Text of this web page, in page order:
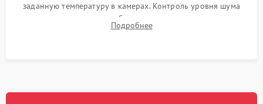
заданную температуру в камерах. Контроль уровня шума
компрессора, отсутствия обмерзания стенок и корректного
срабатывания системы автоматической оттайки.
Подробнее